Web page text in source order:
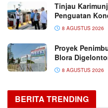
Tinjau
Penguatan
8 AGUSTUS 2026
Proyek
Blora
8 AGUSTUS 2026
BERITA TRENDING